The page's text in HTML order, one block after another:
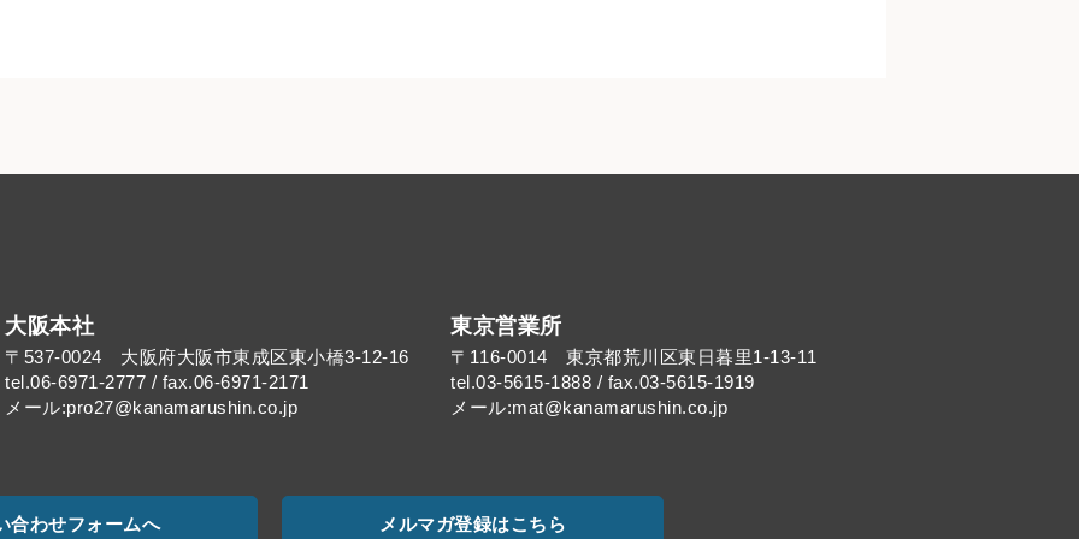
大阪本社
〒537-0024 大阪府大阪市東成区東小橋3-12-16
tel.06-6971-2777 / fax.06-6971-2171
メール:pro27@kanamarushin.co.jp​
東京営業所
〒116-0014 東京都荒川区東日暮里1-13-11
tel.03-5615-1888 / fax.03-5615-1919
メール:mat@kanamarushin.co.jp
合わせフォームへ メルマガ登録はこちら